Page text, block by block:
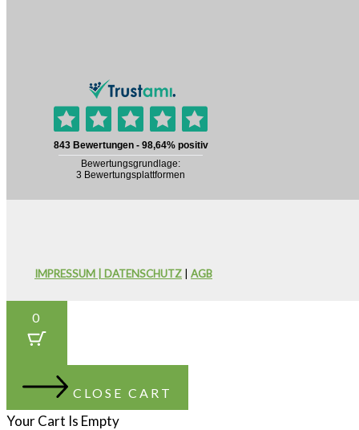
IMPRESSUM | DATENSCHUTZ AGB
0
CLOSE CART
Your Cart Is Empty